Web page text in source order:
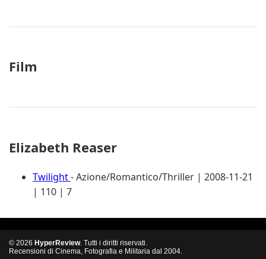
Film
Elizabeth Reaser
Twilight- Azione/Romantico/Thriller | 2008-11-21
| 110 | 7
© 2026 HyperReview. Tutti i diritti riservati.
Recensioni di Cinema, Fotografia e Militaria dal 2004.